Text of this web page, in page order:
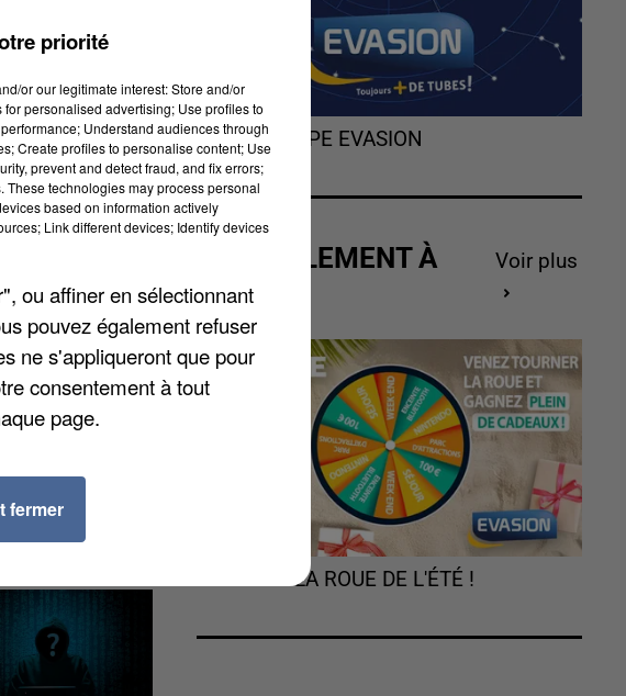
de la
de
voiture de ce
L'HOROSCOPE EVASION
ACTUELLEMENT À
GAGNER
Voir plus
TOURNEZ LA ROUE DE L'ÉTÉ !
priorité
or our legitimate interest: Store and/or
personalised advertising; Use profiles to
Understand audiences through
Create profiles to personalise content; Use
prevent and detect fraud, and fix errors;
technologies may process personal
based on information actively
Link different devices; Identify devices
ou affiner en sélectionnant
pouvez également refuser
ne s'appliqueront que pour
consentement à tout
page.
fermer